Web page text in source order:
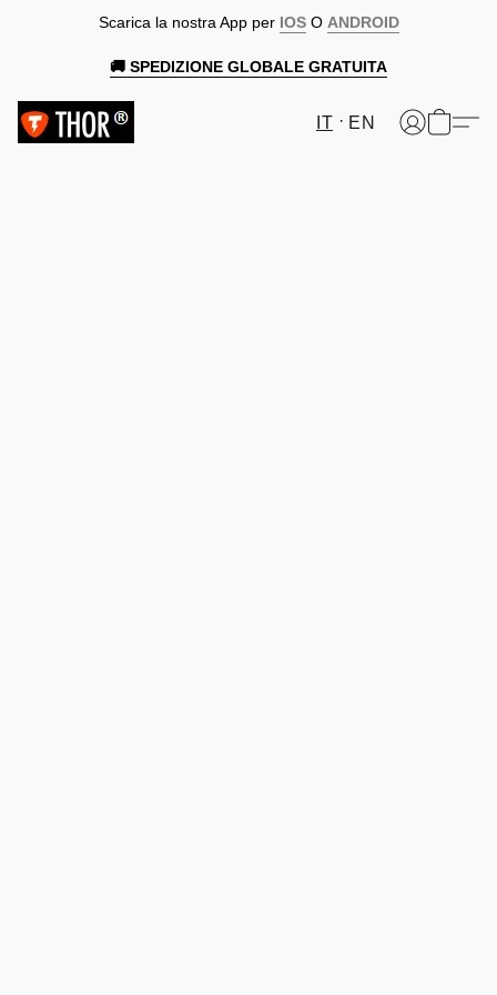
Scarica la nostra App per IOSO ANDROID
🚚 SPEDIZIONE GLOBALE GRATUITA
IT EN